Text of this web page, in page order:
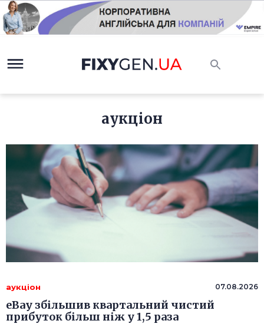
аукціон
аукціон 07.08.2026
eBay збільшив квартальний чистий
прибуток більш ніж у 1,5 раза